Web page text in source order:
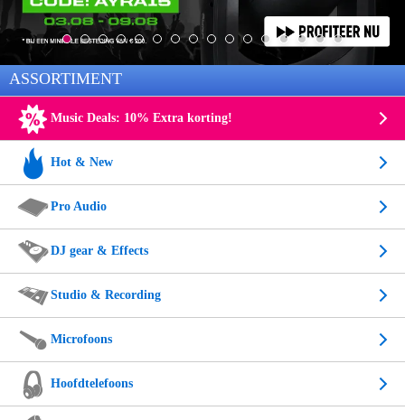
ASSORTIMENT
Music Deals: 10% Extra korting!
Hot & New
Pro Audio
DJ gear & Effects
Studio & Recording
Microfoons
Hoofdtelefoons